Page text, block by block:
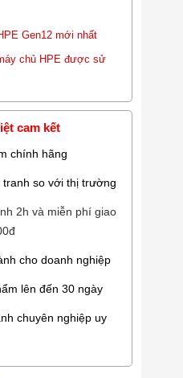
Gen12 mới nhất
chủ HPE được sử
cam kết
chính hãng
tranh so với thị trường
2h và miễn phí giao
cho doanh nghiệp
lên đến 30 ngày
chuyên nghiệp uy